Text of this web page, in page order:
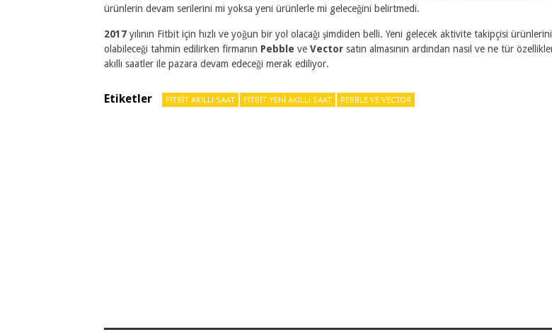
ürünlerin devam serilerini mi yoksa yeni ürünlerle mi geleceğini belirtmedi.
2017 yılının Fitbit için hızlı ve yoğun bir yol olacağı şimdiden belli. Yeni gelecek aktivite takipçisi
olabileceği tahmin edilirken firmanın Pebble ve Vector satın almasının ardından nasıl ve ne tür
akıllı saatler ile pazara devam edeceği merak ediliyor.
Etiketler FITBIT AKILLI SAAT FITBIT YENI AKILLI SAAT PEBBLE VE VECTOR